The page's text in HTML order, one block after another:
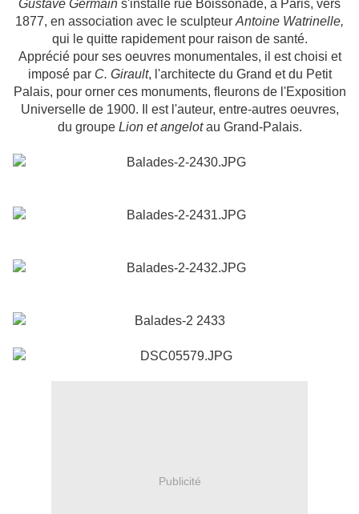
Gustave Germain s'installe rue Boissonade, à Paris, vers
1877, en association avec le sculpteur Antoine Watrinelle,
qui le quitte rapidementpour raison de santé.
Apprécié pour ses oeuvres monumentales, il est choisi et
imposé par C. Girault, l'architecte du Grand et du Petit
Palais, pour orner ces monuments, fleurons de l'Exposition
Universelle de 1900. Il est l'auteur, entre-autres oeuvres,
du groupe Lion et angelotau Grand-Palais.
Publicité